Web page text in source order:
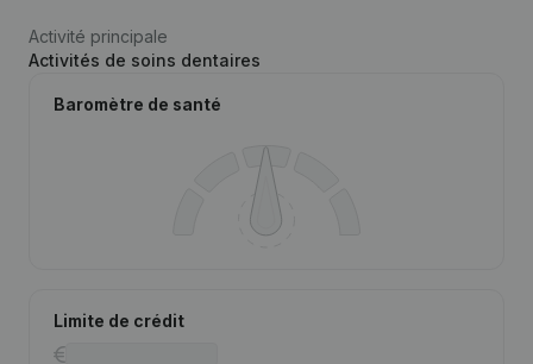
Activité principale
Activités de soins dentaires
Baromètre de santé
Limite de crédit